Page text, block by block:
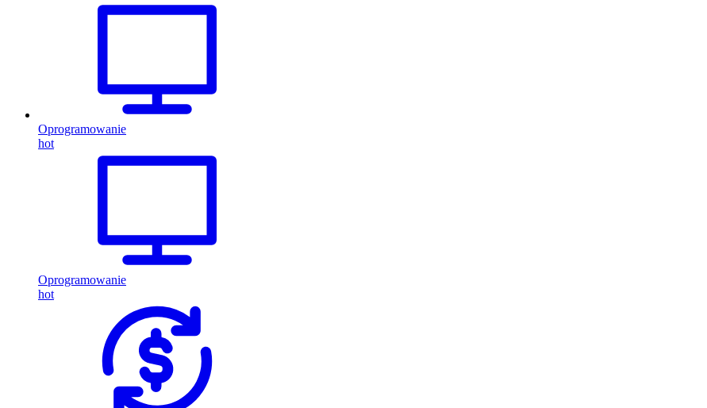
Oprogramowanie
hot
Oprogramowanie
hot